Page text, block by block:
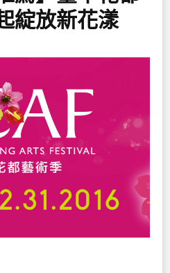
綻放新花漾